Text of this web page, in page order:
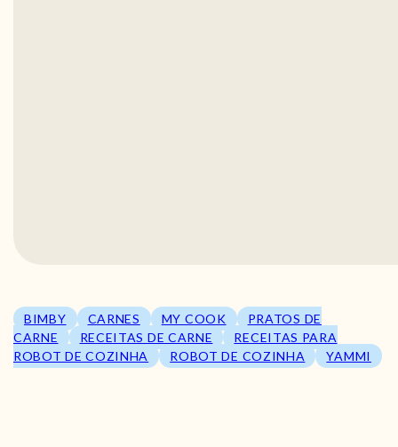
BIMBY CARNES MY COOK
PRATOS DE
CARNE
RECEITAS DE CARNE
RECEITAS PARA
ROBOT DE COZINHA
ROBOT DE COZINHA YAMMI